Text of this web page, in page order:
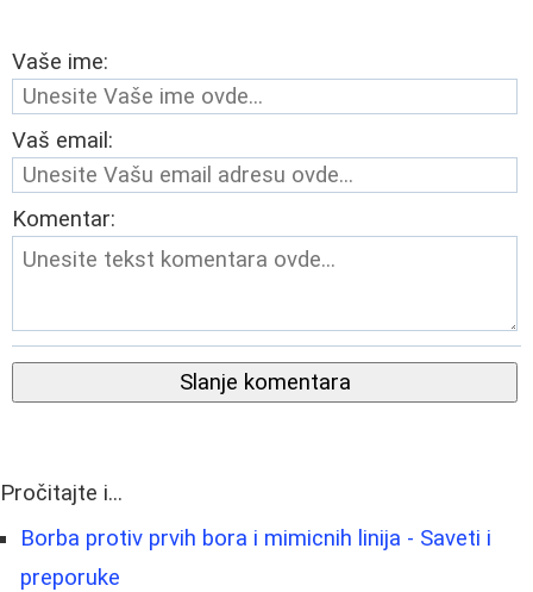
Vaše ime:
Vaš email:
Komentar:
Slanje komentara
Pročitajte i...
Borba protiv prvih bora i mimicnih linija - Saveti i
preporuke